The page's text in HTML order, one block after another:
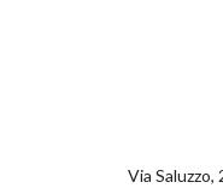
Via